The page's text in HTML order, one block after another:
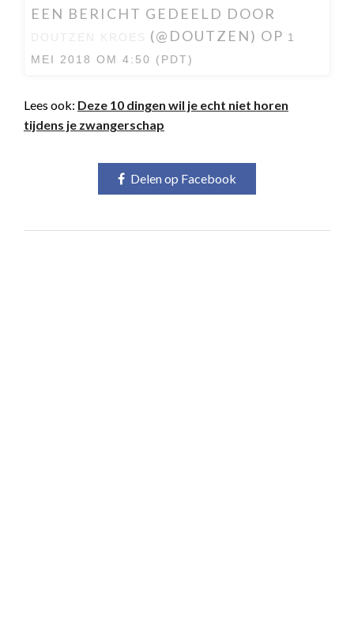
EEN BERICHT GEDEELD DOOR
(@DOUTZEN) OP 1
MEI 2018 OM 4:50 (PDT)
Lees ook: Deze 10 dingen wil je echt niet horen
tijdens je zwangerschap
Delen op Facebook